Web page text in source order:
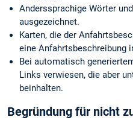
Anderssprachige Wörter
ausgezeichnet.
Karten, die der
eine Anfahrtsbeschreibung
Bei automatisch
Links verwiesen, die aber
beinhalten.
Begründung für nicht